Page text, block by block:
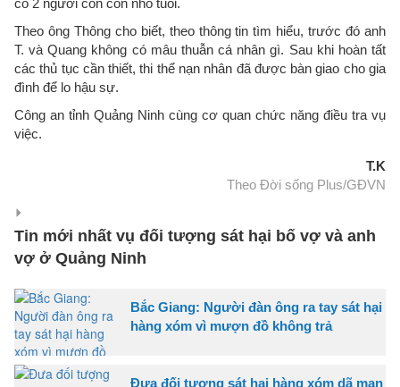
có 2 người con còn nhỏ tuổi.
Theo ông Thông cho biết, theo thông tin tìm hiểu, trước đó anh
T. và Quang không có mâu thuẫn cá nhân gì. Sau khi hoàn tất
các thủ tục cần thiết, thi thể nạn nhân đã được bàn giao cho gia
đình để lo hậu sự.
Công an tỉnh Quảng Ninh cùng cơ quan chức năng điều tra vụ
việc.
T.K
Theo Đời sống Plus/GĐVN
Tin mới nhất vụ đối tượng sát hại bố vợ và anh
vợ ở Quảng Ninh
Bắc Giang: Người đàn ông ra tay sát hại
hàng xóm vì mượn đồ không trả
Đưa đối tượng sát hại hàng xóm dã man